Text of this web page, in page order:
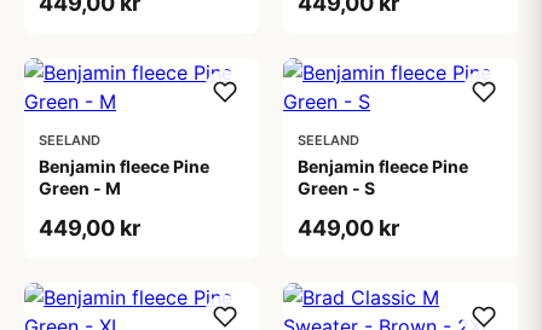
SEELAND
Benjamin fleece Pine
Green - M
449,00 kr
SEELAND
Benjamin fleece Pine
Green - S
449,00 kr